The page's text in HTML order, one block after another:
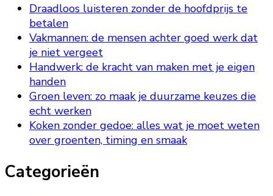
Draadloos luisteren zonder de hoofdprijs te
betalen
Vakmannen: de mensen achter goed werk dat
je niet vergeet
Handwerk: de kracht van maken met je eigen
handen
Groen leven: zo maak je duurzame keuzes die
echt werken
Koken zonder gedoe: alles wat je moet weten
over groenten, timing en smaak
Categorieën